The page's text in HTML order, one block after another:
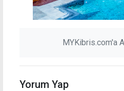
MYKibris.com'a
Yorum Yap